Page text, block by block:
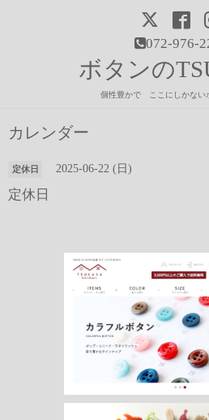
072-976-
ボタンの
個性豊かで ここにしかない
カレンダー
定休日 2025-06-22 (日)
定休日